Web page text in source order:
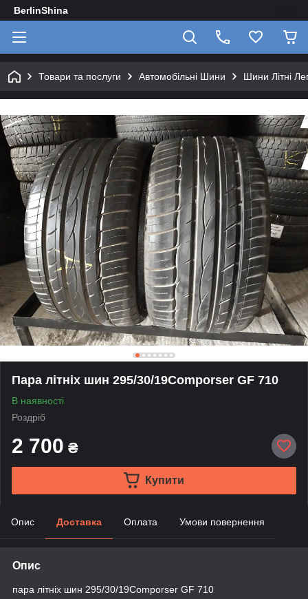
BerlinShina
Товари та послуги Автомобільні Шини Шини Літні
Пара літніх шин 295/30/19Comporser GF 710
В наявності
Роздріб
2 700 ₴
Купити
Опис Доставка Оплата Умови повернення
Опис
пара літніх шин 295/30/19Comporser GF 710